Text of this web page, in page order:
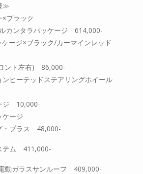
≫
×ブラック
ルカンタラパッケージ 614,000-
ケージ×ブラック/カーマインレッド
ント左右) 86,000-
ンヒーテッドステアリングホイール
ジ 10,000-
ケージ
・プラス 48,000-
テム 411,000-
動ガラスサンルーフ 409,000-